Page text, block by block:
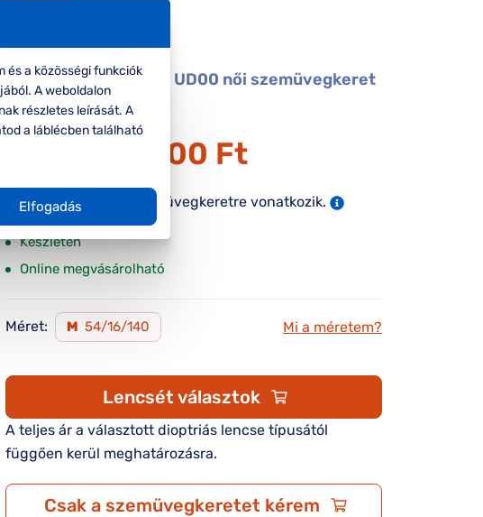
Unofficial
Unofficial UNOF0366 UD00 női szemüvegkeret
Korábbi ár: 33.000 Ft
16.500 Ft
A feltűntetett ár a szemüvegkeretre vonatkozik.
Készleten
Online megvásárolható
Méret: M 54/16/140 Mi a méretem?
Lencsét választok
A teljes ár a választott dioptriás lencse típusától
függően kerül meghatározásra.
Csak a szemüvegkeretet kérem
és a közösségi funkciók
A weboldalon
részletes leírását. A
a láblécben található
Elfogadás